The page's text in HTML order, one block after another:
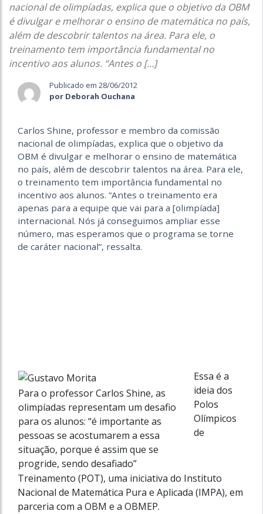
nacional de olimpíadas, explica que o objetivo da OBM
é divulgar e melhorar o ensino de matemática no país,
além de descobrir talentos na área. Para ele, o
treinamento tem importância fundamental no
incentivo aos alunos. “Antes o […]
Publicado em 28/06/2012
por Deborah Ouchana
Carlos Shine, professor e membro da comissão
nacional de olimpíadas, explica que o objetivo da
OBM é divulgar e melhorar o ensino de matemática
no país, além de descobrir talentos na área. Para ele,
o treinamento tem importância fundamental no
incentivo aos alunos. “Antes o treinamento era
apenas para a equipe que vai para a [olimpíada]
internacional. Nós já conseguimos ampliar esse
número, mas esperamos que o programa se torne
de caráter nacional”, ressalta.
Para o professor Carlos Shine, as
olimpíadas representam um desafio
para os alunos: “é importante as
pessoas se acostumarem a essa
situação, porque é assim que se
progride, sendo desafiado”
Essa é a
ideia dos
Polos
Olímpicos
de
Treinamento (POT), uma iniciativa do Instituto
Nacional de Matemática Pura e Aplicada (IMPA), em
parceria com a OBM e a OBMEP.